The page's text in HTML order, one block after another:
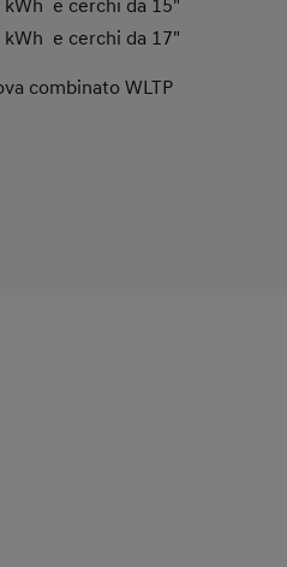
e cerchi da 15"
e cerchi da 17"
combinato WLTP